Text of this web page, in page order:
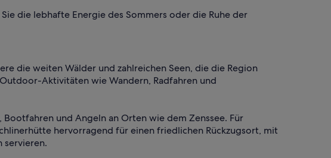
die lebhafte Energie des Sommers oder die Ruhe der
die weiten Wälder und zahlreichen Seen, die die Region
Aktivitäten wie Wandern, Radfahren und
und Angeln an Orten wie dem Zenssee. Für
hervorragend für einen friedlichen Rückzugsort, mit
servieren.